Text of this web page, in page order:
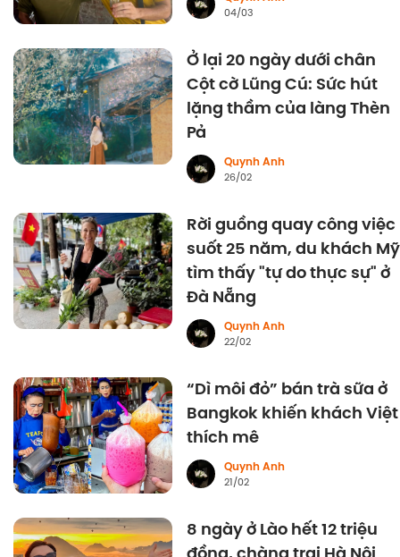
04/03
Ở lại 20 ngày dưới chân
Cột cờ Lũng Cú: Sức hút
lặng thầm của làng Thèn
Pả
Quynh Anh
26/02
Rời guồng quay công việc
suốt 25 năm, du khách Mỹ
tìm thấy "tự do thực sự" ở
Đà Nẵng
Quynh Anh
22/02
“Dì môi đỏ” bán trà sữa ở
Bangkok khiến khách Việt
thích mê
Quynh Anh
21/02
8 ngày ở Lào hết 12 triệu